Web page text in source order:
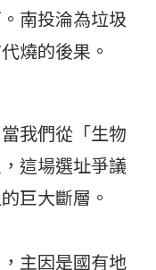
南投淪為垃圾
燒的後果。
我們從「生物
這場選址爭議
巨大斷層。
主因是國有地